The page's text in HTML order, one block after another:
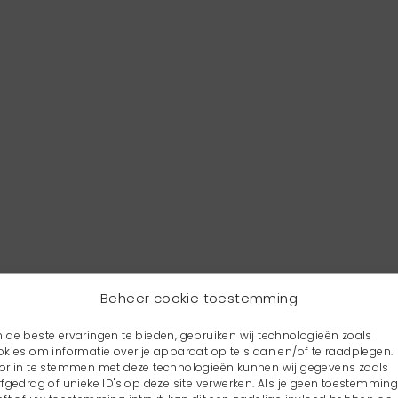
Beheer cookie toestemming
de beste ervaringen te bieden, gebruiken wij technologieën zoals
om informatie over je apparaat op te slaan en/of te raadplegen.
in te stemmen met deze technologieën kunnen wij gegevens zoals
of unieke ID's op deze site verwerken. Als je geen toestemming